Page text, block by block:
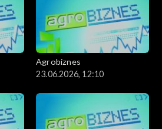
Agrobiznes
23.06.2026, 12:10